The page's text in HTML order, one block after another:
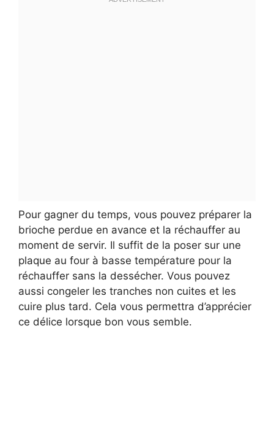
Pour gagner du temps, vous pouvez préparer la
brioche perdue en avance et la réchauffer au
moment de servir. Il suffit de la poser sur une
plaque au four à basse température pour la
réchauffer sans la dessécher. Vous pouvez
aussi congeler les tranches non cuites et les
cuire plus tard. Cela vous permettra d’apprécier
ce délice lorsque bon vous semble.